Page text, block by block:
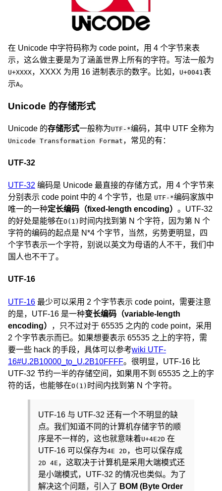
在 Unicode 中字符码称为 code point，用 4 个字节来表
示，这么做主要是为了涵盖世界上所有的字符。写法一般为
U+XXXX，XXXX 为用 16 进制表示的数字。比如， U+0041表
示A。
Unicode 的存储形式
Unicode 的存储形式一般称为UTF-*编码，其中 UTF 全称为
Unicode Transformation Format ，常见的有：
UTF-32
UTF-32 编码是 Unicode 最直接的存储方式，用 4 个字节来
分别表示 code point 中的 4 个字节，也是 UTF-*编码家族中
唯一的一种定长编码（fixed-length encoding） 。UTF-32
的好处是能够在O(1) 时间内找到第 N 个字符，因为第 N 个
字符的编码的起点是 N*4 个字节，当然，劣势更明显，四
个字节表示一个字符，别说以英文为母语的人不干，我们中
国人也不干了。
UTF-16
UTF-16 最少可以采用 2 个字节表示 code point，需要注意
的是，UTF-16 是一种变长编码（variable-length
encoding）
，只不过对于 65535 之内的 code point，采用
2 个字节表示而已。如果想要表示 65535 之上的字符，需
要一些 hack 的手段，具体可以参考wiki UTF-
16#U.2B10000_to_U.2B10FFFF。很明显，UTF-16 比
UTF-32 节约一半的存储空间，如果用不到 65535 之上的字
符的话，也能够在O(1) 时间内找到第 N 个字符。
UTF-16 与 UTF-32 还有一个不明显的缺
点。我们知道不同的计算机存储字节的顺
序是不一样的，这也就意味着U+4E2D 在
UTF-16 可以保存为4E 2D ，也可以保存成
2D 4E ，这取决于计算机是采用大端模式还
是小端模式，UTF-32 的情况也类似。为了
解决这个问题，引入了 BOM (Byte Order